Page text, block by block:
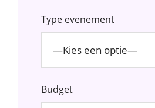
Type evenement
Budget